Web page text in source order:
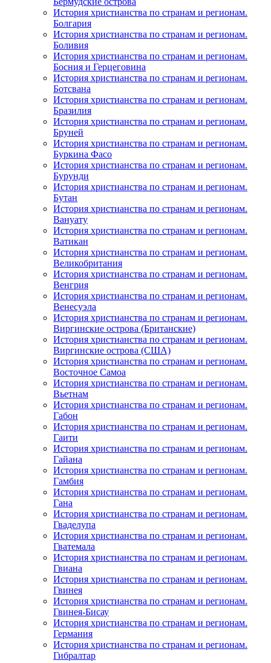
История христианства по странам и регионам.
Болгария
История христианства по странам и регионам.
Боливия
История христианства по странам и регионам.
Босния и Герцеговина
История христианства по странам и регионам.
Ботсвана
История христианства по странам и регионам.
Бразилия
История христианства по странам и регионам.
Бруней
История христианства по странам и регионам.
Буркина Фасо
История христианства по странам и регионам.
Бурунди
История христианства по странам и регионам.
Бутан
История христианства по странам и регионам.
Вануату
История христианства по странам и регионам.
Ватикан
История христианства по странам и регионам.
Великобритания
История христианства по странам и регионам.
Венгрия
История христианства по странам и регионам.
Венесуэла
История христианства по странам и регионам.
Виргинские острова (Британские)
История христианства по странам и регионам.
Виргинские острова (США)
История христианства по странам и регионам.
Восточное Самоа
История христианства по странам и регионам.
Вьетнам
История христианства по странам и регионам.
Габон
История христианства по странам и регионам.
Гаити
История христианства по странам и регионам.
Гайана
История христианства по странам и регионам.
Гамбия
История христианства по странам и регионам.
Гана
История христианства по странам и регионам.
Гваделупа
История христианства по странам и регионам.
Гватемала
История христианства по странам и регионам.
Гвиана
История христианства по странам и регионам.
Гвинея
История христианства по странам и регионам.
Гвинея-Бисау
История христианства по странам и регионам.
Германия
История христианства по странам и регионам.
Гибралтар